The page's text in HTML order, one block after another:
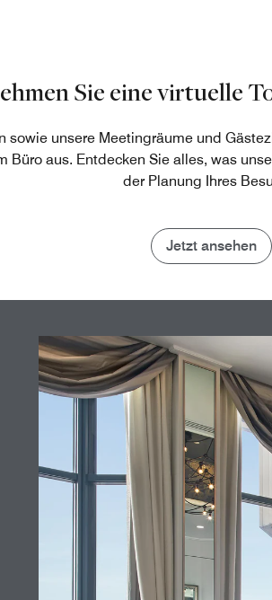
Sie eine virtuelle
sowie unsere Meetingräume und
Büro aus. Entdecken Sie alles, was
der Planung Ihres
Jetzt ansehen